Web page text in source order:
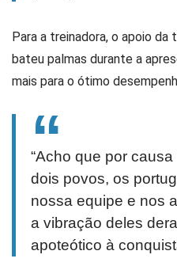
Para a treinadora, o apoio
bateu palmas durante a
mais para o ótimo
“Acho que por
dois povos, os
nossa equipe e nos
a vibração deles
apoteótico à